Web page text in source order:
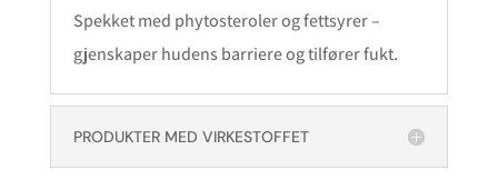
Spekket med phytosteroler og fettsyrer –
gjenskaper hudens barriere og tilfører fukt.
PRODUKTER MED VIRKESTOFFET